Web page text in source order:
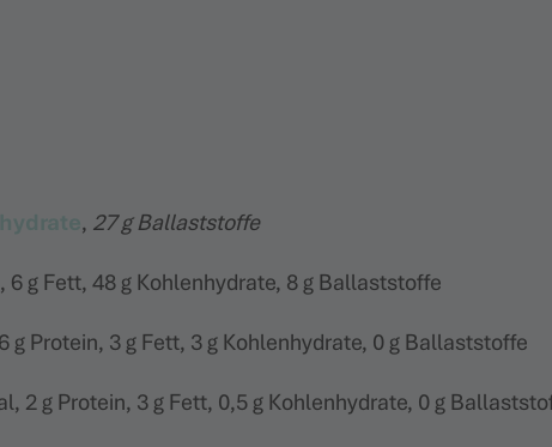
, 27 g Ballaststoffe
6 g Fett, 48 g Kohlenhydrate, 8 g Ballaststoffe
g Protein, 3 g Fett, 3 g Kohlenhydrate, 0 g Ballaststoffe
2 g Protein, 3 g Fett, 0,5 g Kohlenhydrate, 0 g